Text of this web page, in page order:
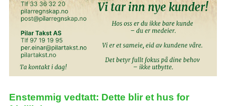
Enstemmig vedtatt: Dette blir et hus for